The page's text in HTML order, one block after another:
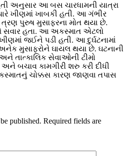
અનુસાર આ બસ ચારધામની યાત્રા
ખીણમાં ખાબકી હતી. આ ગંભીર
પુરુષ મુસાફરના મોત થયા છે.
સવાર હતા. આ અકસ્માત એટલો
જઈને પડી હતી. આ દુર્ઘટનામાં
મુસાફરોને ઘાયલ થયા છે. ઘટનાની
તાત્કાલિક સેવાઓની ટીમો
બચાવ કામગીરી શરુ કરી દીધી
ચોક્કસ કારણ જાણવા તપાસ
published. Required fields are